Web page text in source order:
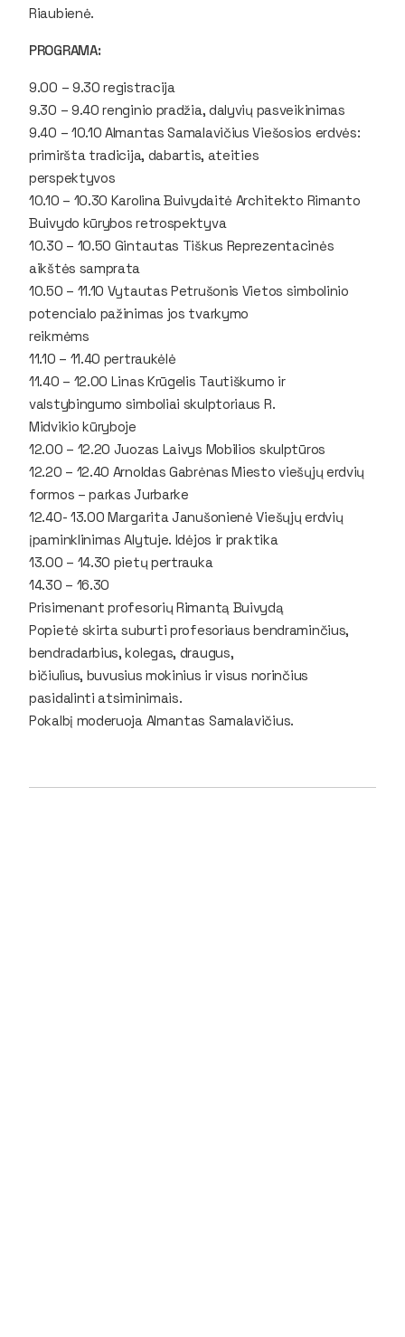
Riaubienė.
PROGRAMA:
9.00 – 9.30 registracija
9.30 – 9.40 renginio pradžia, dalyvių pasveikinimas
9.40 – 10.10 Almantas Samalavičius Viešosios erdvės:
primiršta tradicija, dabartis, ateities
perspektyvos
10.10 – 10.30 Karolina Buivydaitė Architekto Rimanto
Buivydo kūrybos retrospektyva
10.30 – 10.50 Gintautas Tiškus Reprezentacinės
aikštės samprata
10.50 – 11.10 Vytautas Petrušonis Vietos simbolinio
potencialo pažinimas jos tvarkymo
reikmėms
11.10 – 11.40 pertraukėlė
11.40 – 12.00 Linas Krūgelis Tautiškumo ir
valstybingumo simboliai skulptoriaus R.
Midvikio kūryboje
12.00 – 12.20 Juozas Laivys Mobilios skulptūros
12.20 – 12.40 Arnoldas Gabrėnas Miesto viešųjų erdvių
formos – parkas Jurbarke
12.40- 13.00 Margarita Janušonienė Viešųjų erdvių
įpaminklinimas Alytuje. Idėjos ir praktika
13.00 – 14.30 pietų pertrauka
14.30 – 16.30
Prisimenant profesorių Rimantą Buivydą
Popietė skirta suburti profesoriaus bendraminčius,
bendradarbius, kolegas, draugus,
bičiulius, buvusius mokinius ir visus norinčius
pasidalinti atsiminimais.
Pokalbį moderuoja Almantas Samalavičius.